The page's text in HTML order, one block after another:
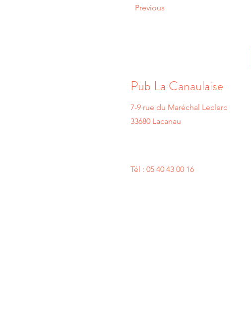
Previous
Pub La Canaulaise
7-9 rue du Maréchal Leclerc
33680 Lacanau
‭Tél : 05 40 43 00 16‬